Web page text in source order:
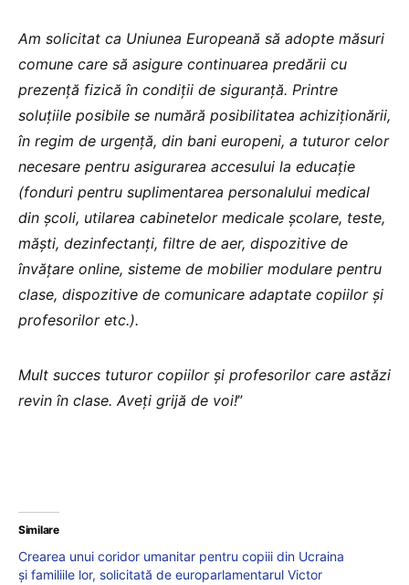
Am solicitat ca Uniunea Europeană să adopte măsuri
comune care să asigure continuarea predării cu
prezență fizică în condiții de siguranță. Printre
soluțiile posibile se numără posibilitatea achiziționării,
în regim de urgență, din bani europeni, a tuturor celor
necesare pentru asigurarea accesului la educație
(fonduri pentru suplimentarea personalului medical
din școli, utilarea cabinetelor medicale școlare, teste,
măști, dezinfectanți, filtre de aer, dispozitive de
învățare online, sisteme de mobilier modulare pentru
clase, dispozitive de comunicare adaptate copiilor și
profesorilor etc.).
Mult succes tuturor copiilor și profesorilor care astăzi
revin în clase. Aveți grijă de voi!”
Similare
Crearea unui coridor umanitar pentru copiii din Ucraina
și familiile lor, solicitată de europarlamentarul Victor